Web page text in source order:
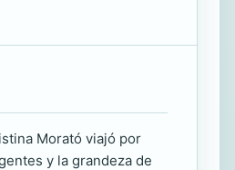
Morató viajó por
y la grandeza de